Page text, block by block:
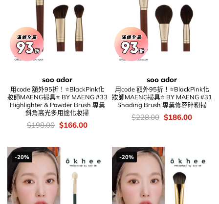
soo ador
用code 額外95折！⭐BlackPink化
妝師MAENG掃具⭐ BY MAENG #33
Highlighter & Powder Brush 專業
斜角高光多用途化妝掃
價
錢：
$198.00 Original
price
$198.00.
$166.00Current
$166.00.
soo ador
用code 額外95折！⭐BlackPink化
妝師MAENG掃具⭐ BY MAENG #31
Shading Brush 專業修容碎粉掃
價
錢：
$228.00 Original
price
$186.00Current
-20% -20%